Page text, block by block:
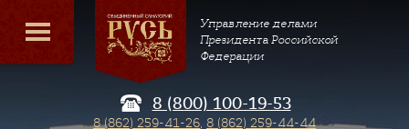
Управление делами
Президента Российской
Федерации
8 (800) 100-19-53
8 (862) 259-41-26, 8 (862) 259-44-44